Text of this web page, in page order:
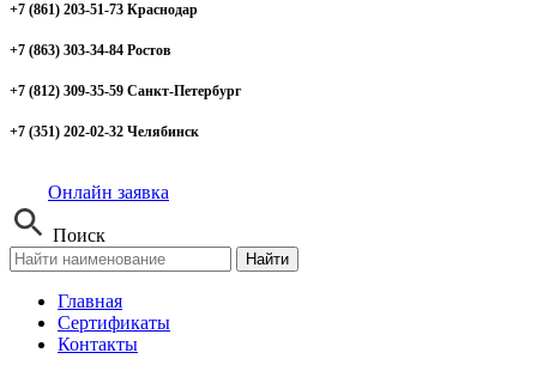
+7 (861) 203-51-73 Краснодар
+7 (863) 303-34-84 Ростов
+7 (812) 309-35-59 Санкт-Петербург
+7 (351) 202-02-32 Челябинск
Онлайн заявка
Поиск
Найти
Главная
Сертификаты
Контакты